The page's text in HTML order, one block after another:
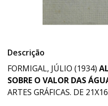
Descrição
FORMIGAL, JÚLIO (1934)
SOBRE O VALOR DAS
ARTES GRÁFICAS. DE